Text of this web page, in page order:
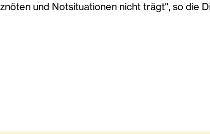
und Notsituationen nicht trägt", so die